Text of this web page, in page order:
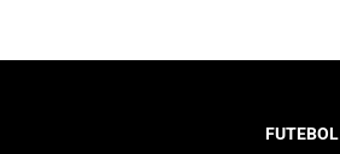
FUTEBOL